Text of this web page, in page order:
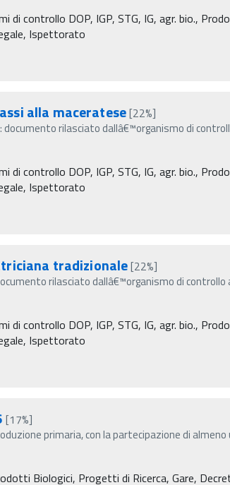
di controllo DOP, IGP, STG, IG, agr. bio.,
Ispettorato
alla maceratese[22%]
rilasciato dallâ€™organismo di
di controllo DOP, IGP, STG, IG, agr. bio.,
Ispettorato
tradizionale[22%]
rilasciato dallâ€™organismo di controllo
di controllo DOP, IGP, STG, IG, agr. bio.,
Ispettorato
[17%]
primaria, con la partecipazione di almeno
Biologici, Progetti di Ricerca, Gare,